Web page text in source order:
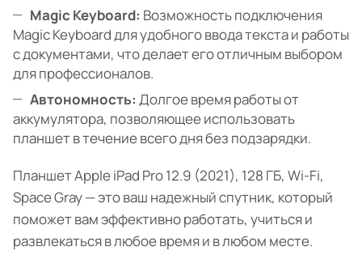
Magic Keyboard: Возможность подключения
Magic Keyboard для удобного ввода текста и работы
с документами, что делает его отличным выбором
для профессионалов.
Автономность: Долгое время работы от
аккумулятора, позволяющее использовать
планшет в течение всего дня без подзарядки.
Планшет Apple iPad Pro 12.9 (2021), 128 ГБ, Wi-Fi,
Space Gray — это ваш надежный спутник, который
поможет вам эффективно работать, учиться и
развлекаться в любое время и в любом месте.